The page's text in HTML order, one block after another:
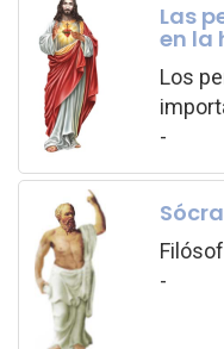
Las
en la
Los
-
-